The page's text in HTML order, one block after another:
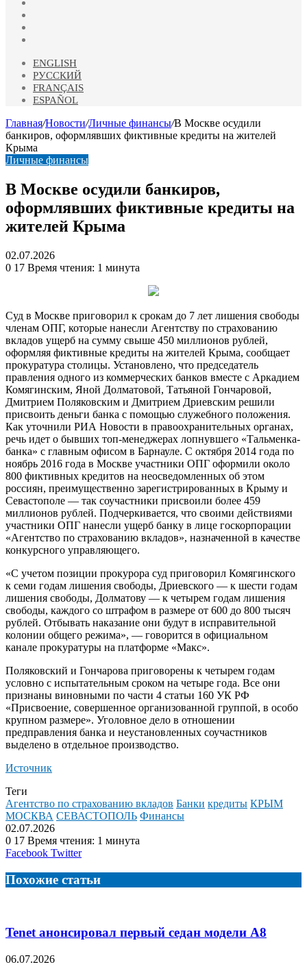
ENGLISH
РУССКИЙ
FRANÇAIS
ESPAÑOL
Главная/Новости/Личные финансы/В Москве осудили
банкиров, оформлявших фиктивные кредиты на жителей
Крыма
Личные финансы
В Москве осудили банкиров,
оформлявших фиктивные кредиты на
жителей Крыма
02.07.2026
0 17 Время чтения: 1 минута
Суд в Москве приговорил к срокам до 7 лет лишения свободы
членам ОПГ, которые нанесли Агентству по страхованию
вкладов ущерб на сумму свыше 450 миллионов рублей,
оформляя фиктивные кредиты на жителей Крыма, сообщает
прокуратура столицы. Установлено, что председатель
правления одного из коммерческих банков вместе с Аркадием
Комягинским, Яной Долматовой, Татьяной Гончаровой,
Дмитрием Поляковским и Дмитрием Дриевским решили
присвоить деньги банка с помощью служебного положения.
Как уточнили РИА Новости в правоохранительных органах,
речь идет о бывших топ-менеджерах лопнувшего «Тальменка-
банка» с главным офисом в Барнауле. С октября 2014 года по
ноябрь 2016 года в Москве участники ОПГ оформили около
800 фиктивных кредитов на неосведомленных об этом
россиян, преимущественно зарегистрированных в Крыму и
Севастополе — так соучастники присвоили более 459
миллионов рублей. Подчеркивается, что своими действиями
участники ОПГ нанесли ущерб банку в лице госкорпорации
«Агентство по страхованию вкладов», назначенной в качестве
конкурсного управляющего.
«С учетом позиции прокурора суд приговорил Комягинского
к семи годам лишения свободы, Дриевского — к шести годам
лишения свободы, Долматову — к четырем годам лишения
свободы, каждого со штрафом в размере от 600 до 800 тысяч
рублей. Отбывать наказание они будут в исправительной
колонии общего режима», — говорится в официальном
канале прокуратуры на платформе «Макс».
Поляковский и Гончарова приговорены к четырем годам
условно с испытательным сроком на четыре года. Все они
признаны виновными по части 4 статьи 160 УК РФ
«Присвоение, совершенное организованной группой, в особо
крупном размере». Уголовное дело в отношении
предправления банка и неустановленных соучастников
выделено в отдельное производство.
Источник
Теги
Агентство по страхованию вкладов Банки кредиты КРЫМ
МОСКВА СЕВАСТОПОЛЬ Финансы
02.07.2026
0 17 Время чтения: 1 минута
Facebook TwitterLinkedIn
Tumblr
Reddit
Вконтакте
Одноклассники
Skype
Messenger
Messenger
WhatsApp
Telegram
Viber
Line
Поделиться
электронную
почту
Похожие статьи
Tenet анонсировал первый седан модели А8
06.07.2026